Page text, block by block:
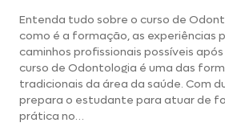
Entenda tudo sobre o curso de
como é a formação, as experiências
caminhos profissionais possíveis
curso de Odontologia é uma das
tradicionais da área da saúde. Com
prepara o estudante para atuar de
prática no…